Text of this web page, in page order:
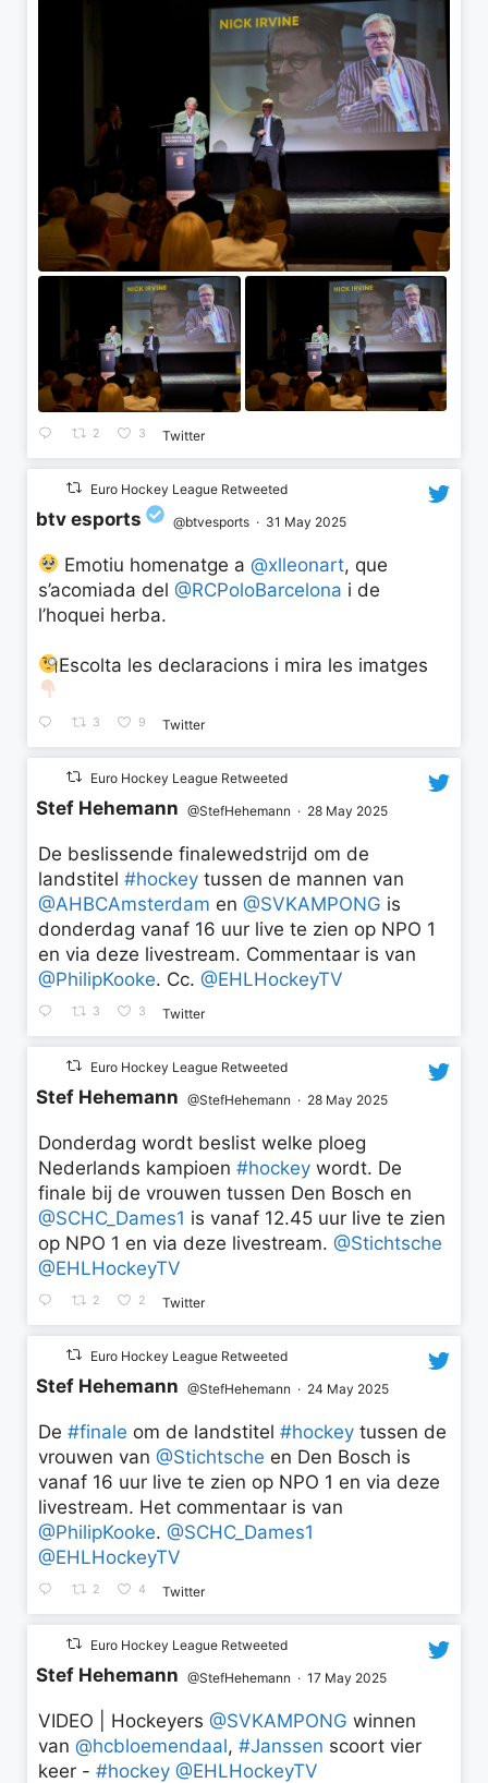
2 3 Twitter
Euro Hockey League Retweeted
btv esports @btvesports · 31 May 2025
Emotiu homenatge a@xlleonart, que
s’acomiada del @RCPoloBarcelona i de
l’hoquei herba.
Escolta les declaracions i mira les imatges
3 9 Twitter
Euro Hockey League Retweeted
Stef Hehemann @StefHehemann · 28 May 2025
De beslissende finalewedstrijd om de
landstitel #hockey tussen de mannen van
@AHBCAmsterdam en @SVKAMPONG is
donderdag vanaf 16 uur live te zien op NPO 1
en via deze livestream. Commentaar is van
@PhilipKooke. Cc. @EHLHockeyTV
3 3 Twitter
Euro Hockey League Retweeted
Stef Hehemann @StefHehemann · 28 May 2025
Donderdag wordt beslist welke ploeg
Nederlands kampioen #hockey wordt. De
finale bij de vrouwen tussen Den Bosch en
@SCHC_Dames1 is vanaf 12.45 uur live te zien
op NPO 1 en via deze livestream. @Stichtsche
@EHLHockeyTV
2 2 Twitter
Euro Hockey League Retweeted
Stef Hehemann @StefHehemann · 24 May 2025
De #finale om de landstitel #hockey tussen de
vrouwen van @Stichtsche en Den Bosch is
vanaf 16 uur live te zien op NPO 1 en via deze
livestream. Het commentaar is van
@PhilipKooke. @SCHC_Dames1
@EHLHockeyTV
2 4 Twitter
Euro Hockey League Retweeted
Stef Hehemann @StefHehemann · 17 May 2025
VIDEO | Hockeyers @SVKAMPONG winnen
van @hcbloemendaal, #Janssen scoort vier
keer - #hockey @EHLHockeyTV